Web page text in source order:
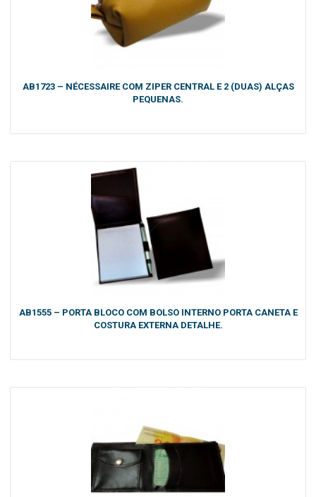
AB1723 – NÉCESSAIRE COM ZIPER CENTRAL E 2 (DUAS) ALÇAS
PEQUENAS.
AB1555 – PORTA BLOCO COM BOLSO INTERNO PORTA CANETA E
COSTURA EXTERNA DETALHE.